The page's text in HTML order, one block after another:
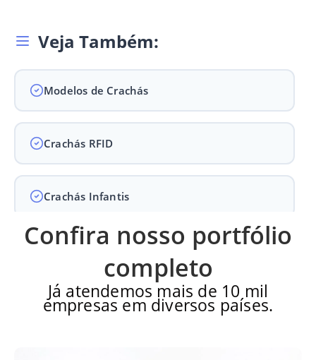
Veja Também:
Modelos de Crachás
Crachás RFID
Crachás Infantis
Crachás para Empresas
Crachás para Eventos
Confira nosso portfólio
completo
Já atendemos mais de 10 mil
empresas em diversos países.